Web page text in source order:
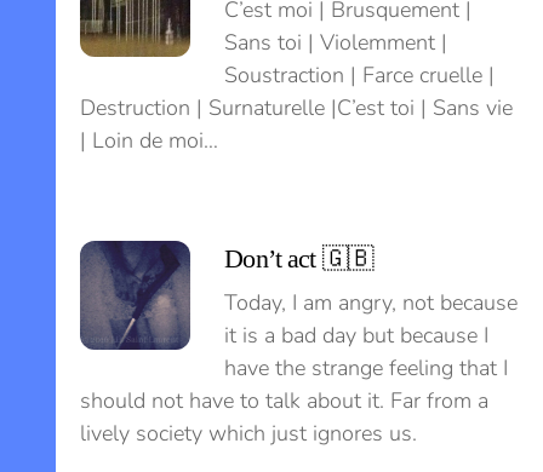
C’est moi | Brusquement |
Sans toi | Violemment |
Soustraction | Farce cruelle |
Destruction | Surnaturelle |C’est toi | Sans vie
| Loin de moi…
Don’t act 🇬🇧
Today, I am angry, not because
it is a bad day but because I
have the strange feeling that I
should not have to talk about it. Far from a
lively society which just ignores us.